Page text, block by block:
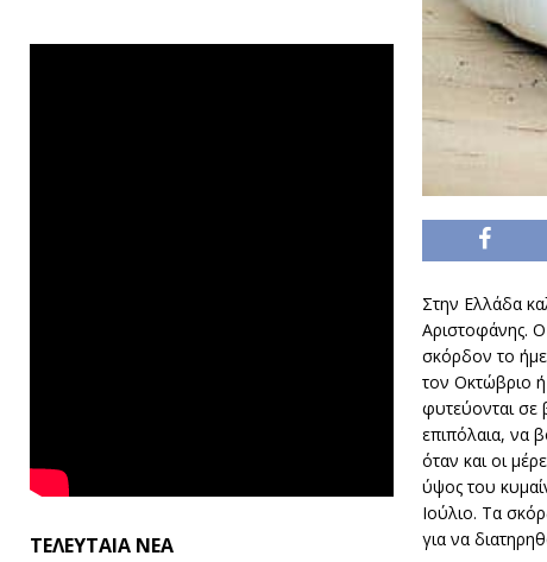
Στην Ελλάδα
Αριστοφάνης.
σκόρδον το
τον Οκτώβριο
φυτεύονται σε
επιπόλαια, να
όταν και οι
ύψος του
Ιούλιο. Τα
για να
ΤΕΛΕΥΤΑΙΑ ΝΕΑ